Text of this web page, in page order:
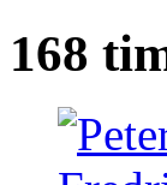
168